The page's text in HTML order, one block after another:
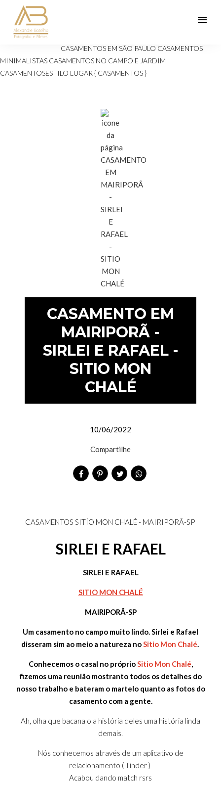
menu
CASAMENTOS EM SÃO PAULO CASAMENTOS
MINIMALISTAS CASAMENTOS NO CAMPO E JARDIM
CASAMENTOSESTILO LUGAR { CASAMENTOS }
CASAMENTO EM
MAIRIPORÃ -
SIRLEI E RAFAEL -
SITIO MON
CHALÉ
10/06/2022
Compartilhe
CASAMENTOS SITÍO MON CHALÉ- MAIRIPORÃ-SP
SIRLEI E RAFAEL
SIRLEI E RAFAEL
SITIO MON CHALÉ
MAIRIPORÃ-SP
Um casamento no campo muito lindo. Sirlei e Rafael
disseram sim ao meio a natureza noSitio Mon Chalé.
Conhecemos o casal no próprioSitio Mon Chalé,
fizemos uma reunião mostranto todos os detalhes do
nosso trabalho e bateram o martelo quanto as fotos do
casamento com a gente.
Ah, olha que bacana o a história deles uma história linda
demais.
Nós conhecemos através de um aplicativo de
relacionamento ( Tinder )
Acabou dando match rsrs